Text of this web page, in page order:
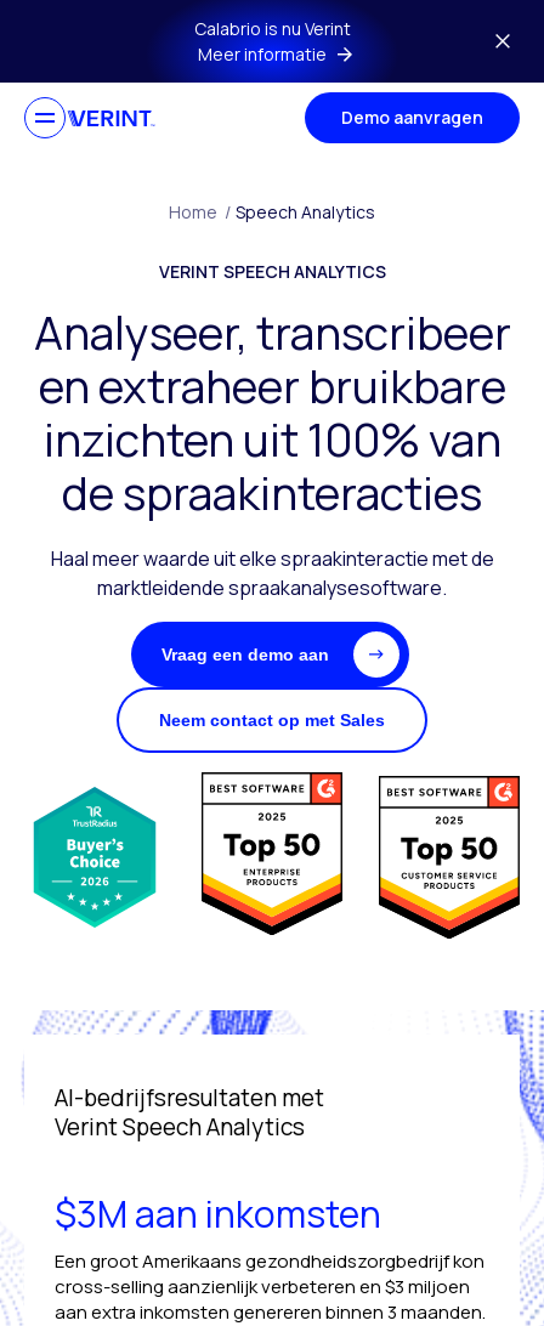
Ga naar hoofdmenuCalabrio is nu Verint
Meer informatie
Demo aanvragen
Home / Speech Analytics
VERINT SPEECH ANALYTICS
Analyseer, transcribeer
en extraheer bruikbare
inzichten uit 100% van
de spraakinteracties
Haal meer waarde uit elke spraakinteractie met de
marktleidende spraakanalysesoftware.
Vraag een demo aan
Neem contact op met Sales
AI-bedrijfsresultaten met
Verint Speech Analytics
$3M aan inkomsten
Een groot Amerikaans gezondheidszorgbedrijf kon
cross-selling aanzienlijk verbeteren en $3 miljoen
aan extra inkomsten genereren binnen 3 maanden.